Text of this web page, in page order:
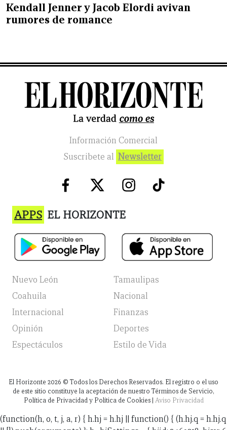
Kendall Jenner y Jacob Elordi avivan
rumores de romance
Información Comercial
Suscribete al Newsletter
APPS EL HORIZONTE
Nuevo León
Tamaulipas
Coahuila
Nacional
Internacional
Finanzas
Opinión
Deportes
Espectáculos
Estilo de Vida
El Horizonte 2026 © Todos los Derechos Reservados. El registro o el uso
de este sitio constituye la aceptación de nuestro Términos de Servicio,
Política de Privacidad y Política de Cookies | Aviso Privacidad
(function(h, o, t, j, a, r) { h.hj = h.hj || function() { (h.hj.q = h.hj.q